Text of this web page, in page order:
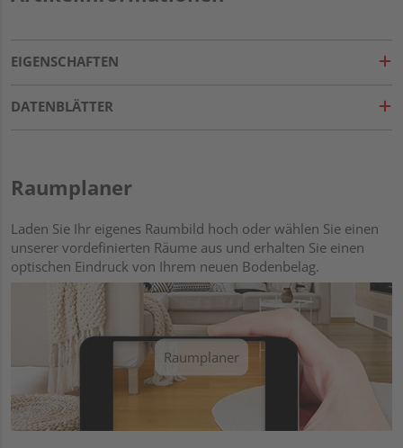
EIGENSCHAFTEN
DATENBLÄTTER
Raumplaner
Laden Sie Ihr eigenes Raumbild hoch oder wählen Sie einen
unserer vordefinierten Räume aus und erhalten Sie einen
optischen Eindruck von Ihrem neuen Bodenbelag.
Raumplaner